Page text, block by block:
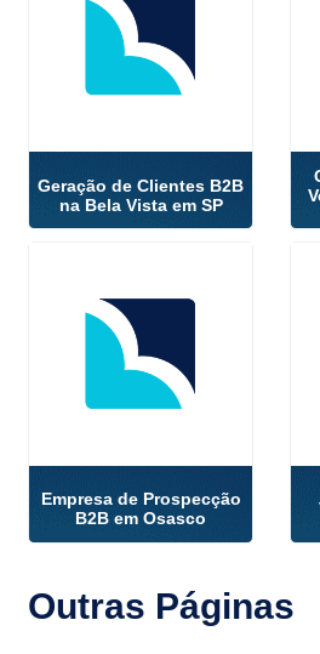
Geração de Clientes B2B
na Bela Vista em SP
Empresa de Prospecção
B2B em Osasco
Outras Páginas